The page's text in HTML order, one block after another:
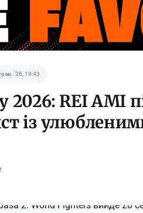
'26, 19:43
2026: REI AMI
із